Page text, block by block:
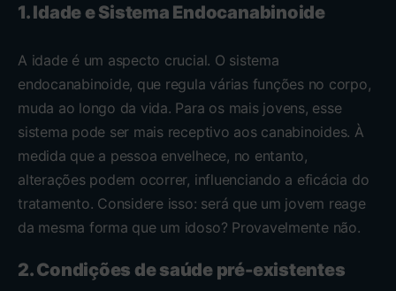
1. Idade e Sistema Endocanabinoide
A idade é um aspecto crucial. O sistema
endocanabinoide, que regula várias funções no corpo,
muda ao longo da vida. Para os mais jovens, esse
sistema pode ser mais receptivo aos canabinoides. À
medida que a pessoa envelhece, no entanto,
alterações podem ocorrer, influenciando a eficácia do
tratamento. Considere isso: será que um jovem reage
da mesma forma que um idoso? Provavelmente não.
2. Condições de saúde pré-existentes